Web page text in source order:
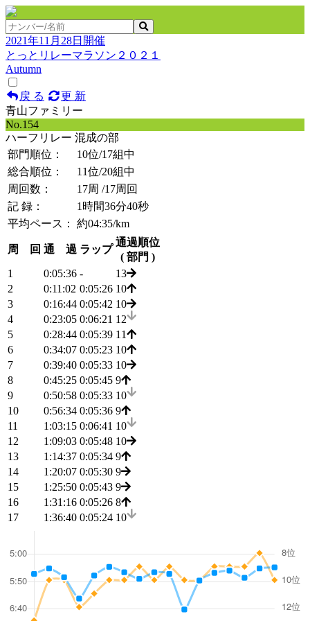
2021年11月28日開催
とっとリレーマラソン２０２１
Autumn
戻 る
更 新
青山ファミリー
No.154
ハーフリレー 混成の部
部門順位：
10位/17組中
総合順位：
11位/20組中
周回数：
17周 /17周回
記 録：
1時間36分40秒
平均ペース：
約04:35/km
周 回 通 過 ラップ
通過順位
( 部門 )
1
0:05:36 -
13
2
0:11:02 0:05:26 10
3
0:16:44 0:05:42 10
4
0:23:05 0:06:21 12
5
0:28:44 0:05:39 11
6
0:34:07 0:05:23 10
7
0:39:40 0:05:33 10
8
0:45:25 0:05:45 9
9
0:50:58 0:05:33 10
10
0:56:34 0:05:36 9
11
1:03:15 0:06:41 10
12
1:09:03 0:05:48 10
13
1:14:37 0:05:34 9
14
1:20:07 0:05:30 9
15
1:25:50 0:05:43 9
16
1:31:16 0:05:26 8
17
1:36:40 0:05:24 10